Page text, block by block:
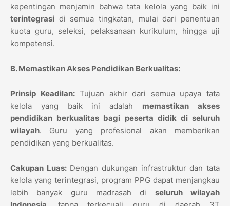
kepentingan menjamin bahwa tata kelola yang baik ini
terintegrasi di semua tingkatan, mulai dari penentuan
kuota guru, seleksi, pelaksanaan kurikulum, hingga uji
kompetensi.
B. Memastikan Akses Pendidikan Berkualitas:
Prinsip Keadilan:Tujuan akhir dari semua upaya tata
kelola yang baik ini adalah memastikan akses
pendidikan berkualitas bagi peserta didik di seluruh
wilayah. Guru yang profesional akan memberikan
pendidikan yang berkualitas.
Cakupan Luas:Dengan dukungan infrastruktur dan tata
kelola yang terintegrasi, program PPG dapat menjangkau
lebih banyak guru madrasah di seluruh wilayah